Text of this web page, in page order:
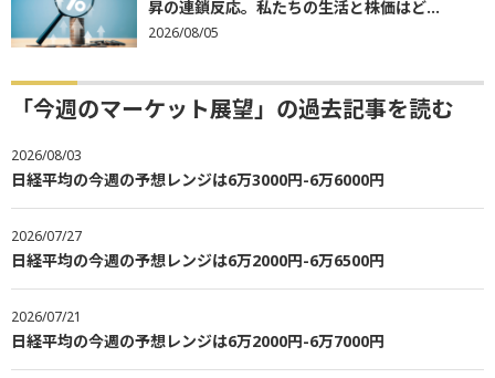
昇の連鎖反応。私たちの生活と株価はど...
2026/08/05
「今週のマーケット展望」の過去記事を読む
2026/08/03
日経平均の今週の予想レンジは6万3000円-6万6000円
2026/07/27
日経平均の今週の予想レンジは6万2000円-6万6500円
2026/07/21
日経平均の今週の予想レンジは6万2000円-6万7000円